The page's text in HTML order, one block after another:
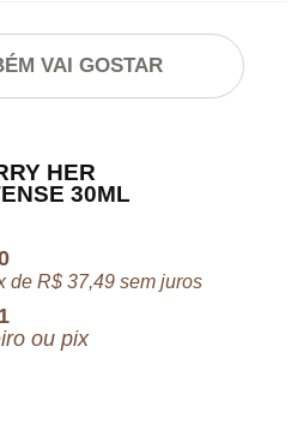
VAI GOSTAR
HER
30ML
deR$ 37,49 sem juros
ou pix